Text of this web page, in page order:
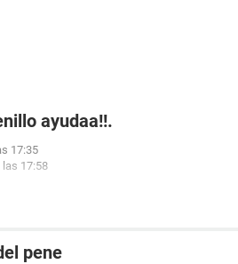
ayudaa!!.
17:35
las 17:58
pene